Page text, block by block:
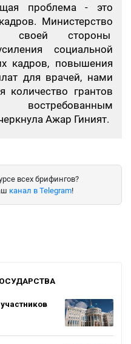
проблема - это
Министерство
своей стороны
социальной
кадров, повышения
для врачей, нами
количество грантов
Ажар Гиният.
всех брифингов?
канал в Telegram!